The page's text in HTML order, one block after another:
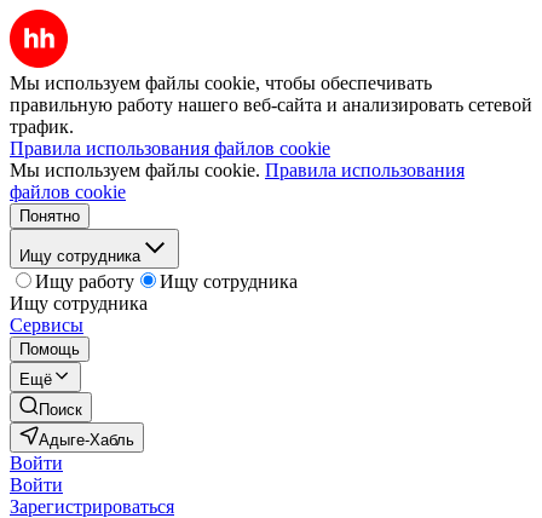
Мы используем файлы cookie, чтобы обеспечивать
правильную работу нашего веб-сайта и анализировать сетевой
трафик.
Правила использования файлов cookie
Мы используем файлы cookie. Правила использования
файлов cookie
Понятно
Ищу сотрудника
Ищу работу
Ищу сотрудника
Ищу сотрудника
Сервисы
Помощь
Ещё
Поиск
Адыге-Хабль
Войти
Войти
Зарегистрироваться